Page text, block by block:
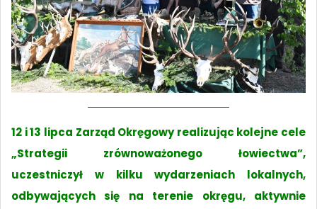
12 i 13 lipca Zarząd Okręgowy realizując kolejne cele
„Strategii zrównoważonego łowiectwa”,
uczestniczył w kilku wydarzeniach lokalnych,
odbywających się na terenie okręgu, aktywnie